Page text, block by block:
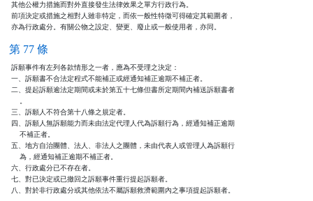
其他公權力措施而對外直接發生法律效果之單方行政行為。
前項決定或措施之相對人雖非特定，而依一般性特徵可得確定其範圍者，
亦為行政處分。有關公物之設定、變更、廢止或一般使用者，亦同。
第 77 條
訴願事件有左列各款情形之一者，應為不受理之決定：
一、訴願書不合法定程式不能補正或經通知補正逾期不補正者。
二、提起訴願逾法定期間或未於第五十七條但書所定期間內補送訴願書者
    。
三、訴願人不符合第十八條之規定者。
四、訴願人無訴願能力而未由法定代理人代為訴願行為，經通知補正逾期
    不補正者。
五、地方自治團體、法人、非法人之團體，未由代表人或管理人為訴願行
    為，經通知補正逾期不補正者。
六、行政處分已不存在者。
七、對已決定或已撤回之訴願事件重行提起訴願者。
八、對於非行政處分或其他依法不屬訴願救濟範圍內之事項提起訴願者。